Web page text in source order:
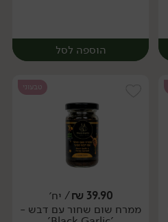
הוספה לסל
יח׳
טבעוני
39.90
₪/ יח׳
ממרח שום שחור עם דבש -